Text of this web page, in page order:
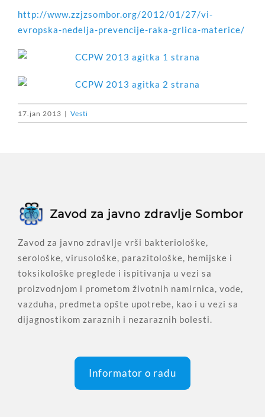
http://www.zzjzsombor.org/2012/01/27/vi-
evropska-nedelja-prevencije-raka-grlica-materice/
17.jan 2013 | Vesti
Zavod za javno zdravlje vrši bakteriološke,
serološke, virusološke, parazitološke, hemijske i
toksikološke preglede i ispitivanja u vezi sa
proizvodnjom i prometom životnih namirnica, vode,
vazduha, predmeta opšte upotrebe, kao i u vezi sa
dijagnostikom zaraznih i nezaraznih bolesti.
Informator o radu